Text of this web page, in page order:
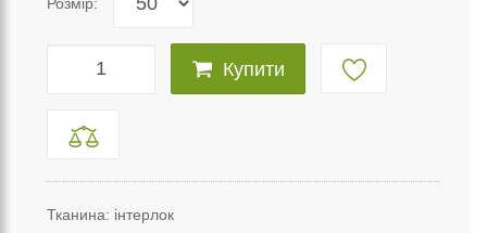
Купити
Тканина: інтерлок